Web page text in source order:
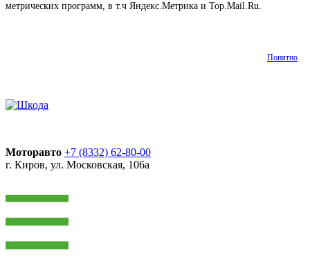
метрических программ, в т.ч Яндекс.Метрика и Top.Mail.Ru.
Понятно
Моторавто +7 (8332) 62-80-00
г. Киров, ул. Московская, 106а